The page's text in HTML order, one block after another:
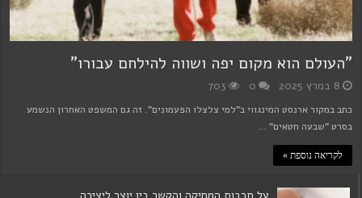
"העולם הוא מקום יפה ושווה להילחם עבורו"
8 במרץ 2025 0
703
כתב במקור ארנסט המינגווי ב"למי צלצלו הפעמונים". זה גם המשפט האחרון הנשמע
בסרט "שבעה חטאים" …
לקריאה נוספת »
על תרבות המחיקה והקשר בין יוצר ליצירה